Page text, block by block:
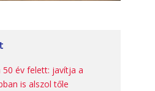
50 év felett: javítja a
is alszol tőle